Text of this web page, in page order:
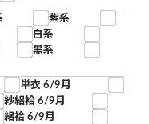
紫系
白系
黒系
単衣 6/9月
紗絽袷 6/9月
絽袷 6/9月